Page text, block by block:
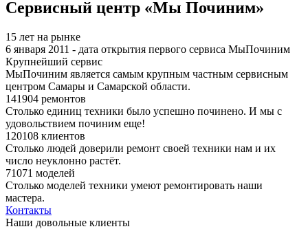
Сервисный центр «Мы Починим»
15 лет на рынке
6 января 2011 - дата открытия первого сервиса МыПочиним
Крупнейший сервис
МыПочиним является самым крупным частным сервисным
центром Самары и Самарской области.
141904 ремонтов
Столько единиц техники было успешно починено. И мы с
удовольствием починим еще!
120108 клиентов
Столько людей доверили ремонт своей техники нам и их
число неуклонно растёт.
71071 моделей
Столько моделей техники умеют ремонтировать наши
мастера.
Контакты
Наши довольные клиенты